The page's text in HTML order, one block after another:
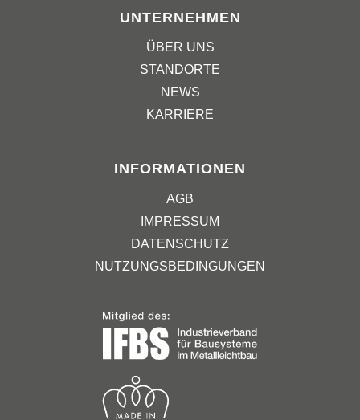
UNTERNEHMEN
ÜBER UNS
STANDORTE
NEWS
KARRIERE
INFORMATIONEN
AGB
IMPRESSUM
DATENSCHUTZ
NUTZUNGSBEDINGUNGEN